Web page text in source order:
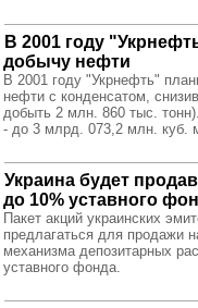
В 2001 году
добычу нефти
В 2001 году "Укрнефть"
нефти с конденсатом,
добыть 2 млн. 860 тыс.
- до 3 млрд. 073,2 млн. куб.
Украина будет
до 10% уставного
Пакет акций украинских
предлагаться для продажи
механизма депозитарных
уставного фонда.